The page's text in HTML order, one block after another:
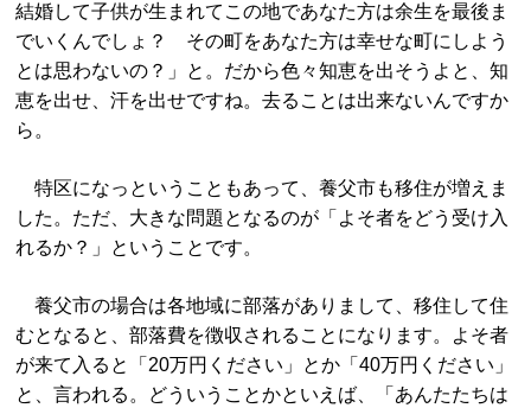
結婚して子供が生まれてこの地であなた方は余生を最後ま
でいくんでしょ？ その町をあなた方は幸せな町にしよう
とは思わないの？」と。だから色々知恵を出そうよと、知
恵を出せ、汗を出せですね。去ることは出来ないんですか
ら。
特区になっということもあって、養父市も移住が増えま
した。ただ、大きな問題となるのが「よそ者をどう受け入
れるか？」ということです。
養父市の場合は各地域に部落がありまして、移住して住
むとなると、部落費を徴収されることになります。よそ者
が来て入ると「20万円ください」とか「40万円ください」
と、言われる。どういうことかといえば、「あんたたちは